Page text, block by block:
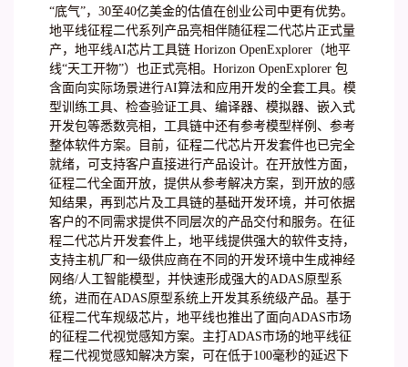
“底气”，30至40亿美金的估值在创业公司中更有优势。
地平线征程二代系列产品亮相伴随征程二代芯片正式量
产，地平线AI芯片工具链 Horizon OpenExplorer（地平
线“天工开物”）也正式亮相。Horizon OpenExplorer 包
含面向实际场景进行AI算法和应用开发的全套工具。模
型训练工具、检查验证工具、编译器、模拟器、嵌入式
开发包等悉数亮相，工具链中还有参考模型样例、参考
整体软件方案。目前，征程二代芯片开发套件也已完全
就绪，可支持客户直接进行产品设计。在开放性方面，
征程二代全面开放，提供从参考解决方案，到开放的感
知结果，再到芯片及工具链的基础开发环境，并可依据
客户的不同需求提供不同层次的产品交付和服务。在征
程二代芯片开发套件上，地平线提供强大的软件支持，
支持主机厂和一级供应商在不同的开发环境中生成神经
网络/人工智能模型，并快速形成强大的ADAS原型系
统，进而在ADAS原型系统上开发其系统级产品。基于
征程二代车规级芯片，地平线也推出了面向ADAS市场
的征程二代视觉感知方案。主打ADAS市场的地平线征
程二代视觉感知解决方案，可在低于100毫秒的延迟下